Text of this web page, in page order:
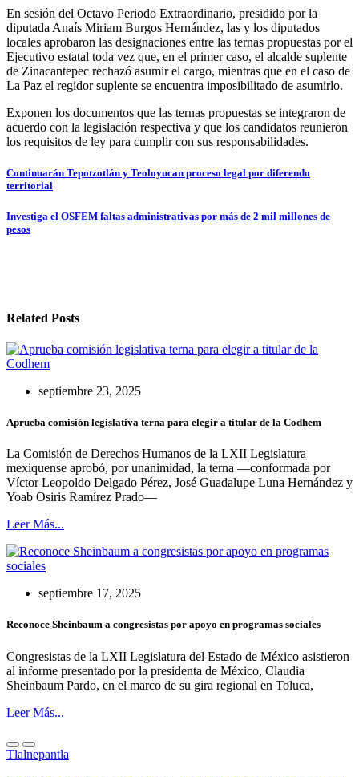
En sesión del Octavo Periodo Extraordinario, presidido por la
diputada Anaís Miriam Burgos Hernández, las y los diputados
locales aprobaron las designaciones entre las ternas propuestas por el
Ejecutivo estatal toda vez que, en el primer caso, el alcalde suplente
de Zinacantepec rechazó asumir el cargo, mientras que en el caso de
La Paz el regidor suplente se encuentra imposibilitado de asumirlo.
Exponen los documentos que las ternas propuestas se integraron de
acuerdo con la legislación respectiva y que los candidatos reunieron
los requisitos de ley para cumplir con sus responsabilidades.
Navegación
de
entradas
Continuarán Tepotzotlán y Teoloyucan proceso legal por diferendo
territorial
Investiga el OSFEM faltas administrativas por más de 2 mil millones de
pesos
Related Posts
septiembre 23, 2025
Aprueba comisión legislativa terna para elegir a titular de la Codhem
La Comisión de Derechos Humanos de la LXII Legislatura
mexiquense aprobó, por unanimidad, la terna —conformada por
Víctor Leopoldo Delgado Pérez, José Guadalupe Luna Hernández y
Yoab Osiris Ramírez Prado—
Leer Más...
septiembre 17, 2025
Reconoce Sheinbaum a congresistas por apoyo en programas sociales
Congresistas de la LXII Legislatura del Estado de México asistieron
al informe presentado por la presidenta de México, Claudia
Sheinbaum Pardo, en el marco de su gira regional en Toluca,
Leer Más...
Tlalnepantla